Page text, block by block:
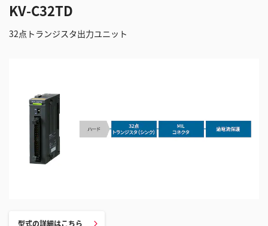
KV-C32TD
32点トランジスタ出力ユニット
型式の詳細はこちら